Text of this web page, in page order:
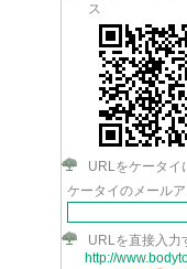
ス
URLをケータイ
ケータイのメールア
URLを直接入力
http://